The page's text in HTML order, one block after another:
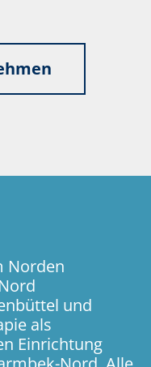
Norden
und
als
Einrichtung